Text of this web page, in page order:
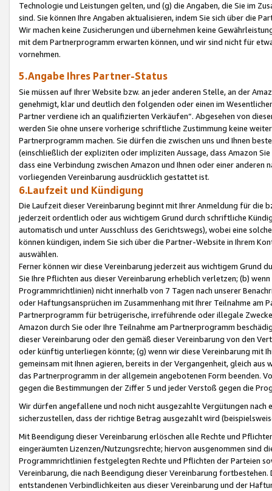
Technologie und Leistungen gelten, und (g) die Angaben, die Sie im
sind. Sie können Ihre Angaben aktualisieren, indem Sie sich über die
Wir machen keine Zusicherungen und übernehmen keine
mit dem Partnerprogramm erwarten können, und wir sind nicht für
vornehmen.
5.Angabe Ihres Partner-Status
Sie müssen auf Ihrer Website bzw. an jeder anderen Stelle, an der
genehmigt, klar und deutlich den folgenden oder einen im
Partner verdiene ich an qualifizierten Verkäufen“. Abgesehen von
werden Sie ohne unsere vorherige schriftliche Zustimmung keine
Partnerprogramm machen. Sie dürfen die zwischen uns und Ihnen
(einschließlich der expliziten oder impliziten Aussage, dass Amazon
dass eine Verbindung zwischen Amazon und Ihnen oder einer
vorliegenden Vereinbarung ausdrücklich gestattet ist.
6.Laufzeit und Kündigung
Die Laufzeit dieser Vereinbarung beginnt mit Ihrer Anmeldung für die
jederzeit ordentlich oder aus wichtigem Grund durch schriftliche
automatisch und unter Ausschluss des Gerichtswegs), wobei eine
können kündigen, indem Sie sich über die Partner-Website in Ihrem
auswählen.
Ferner können wir diese Vereinbarung jederzeit aus wichtigem Grund
Sie Ihre Pflichten aus dieser Vereinbarung erheblich verletzen; (b)
Programmrichtlinien) nicht innerhalb von 7 Tagen nach unserer
oder Haftungsansprüchen im Zusammenhang mit Ihrer Teilnahme am
Partnerprogramm für betrügerische, irreführende oder illegale
Amazon durch Sie oder Ihre Teilnahme am Partnerprogramm
dieser Vereinbarung oder den gemäß dieser Vereinbarung von den
oder künftig unterliegen könnte; (g) wenn wir diese Vereinbarung mit
gemeinsam mit Ihnen agieren, bereits in der Vergangenheit, gleich
das Partnerprogramm in der allgemein angebotenen Form beenden.
gegen die Bestimmungen der Ziffer 5 und jeder Verstoß gegen die
Wir dürfen angefallene und noch nicht ausgezahlte Vergütungen
sicherzustellen, dass der richtige Betrag ausgezahlt wird
Mit Beendigung dieser Vereinbarung erlöschen alle Rechte und
eingeräumten Lizenzen/Nutzungsrechte; hiervon ausgenommen sind
Programmrichtlinien festgelegten Rechte und Pflichten der Parteien
Vereinbarung, die nach Beendigung dieser Vereinbarung
entstandenen Verbindlichkeiten aus dieser Vereinbarung und der